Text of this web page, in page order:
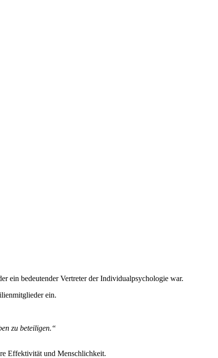
ein bedeutender Vertreter der Individualpsychologie war.
ein.
zu beteiligen.“
Effektivität und Menschlichkeit.